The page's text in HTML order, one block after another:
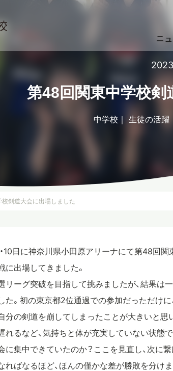
ニ
第48回関東中学校
中学校 生徒の活躍
剣道大会に出場しました
10日に神奈川県小田原アリーナにて第48回
に出場してきました。
リーグ突破を目指して挑みましたが、結果は
た。初の東京都2位通過での参加だっただけに
分の剣道を崩してしまったことが大きいと思
れるなど、気持ちと体が充実していない状態
に集中できていたのか？ここを見直し、次に繋
ればなるほど、ほんの僅かな差が勝敗を分け